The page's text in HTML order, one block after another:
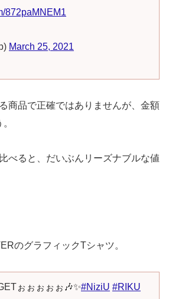
872paMNEM1
March 25, 2021
商品で正確ではありませんが、金額
べると、だいぶんリーズナブルな値
のグラフィックTシャツ。
ぉぉぉぉぉ🎶✨#NiziU #RIKU